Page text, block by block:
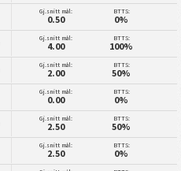
Gj.snitt mål:
0.50
BTTS:
0%
Gj.snitt mål:
4.00
BTTS:
100%
Gj.snitt mål:
2.00
BTTS:
50%
Gj.snitt mål:
0.00
BTTS:
0%
Gj.snitt mål:
2.50
BTTS:
50%
Gj.snitt mål:
2.50
BTTS:
0%